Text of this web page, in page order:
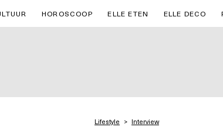
HOROSCOOP ELLE ETEN ELLE DECO
Lifestyle Interview